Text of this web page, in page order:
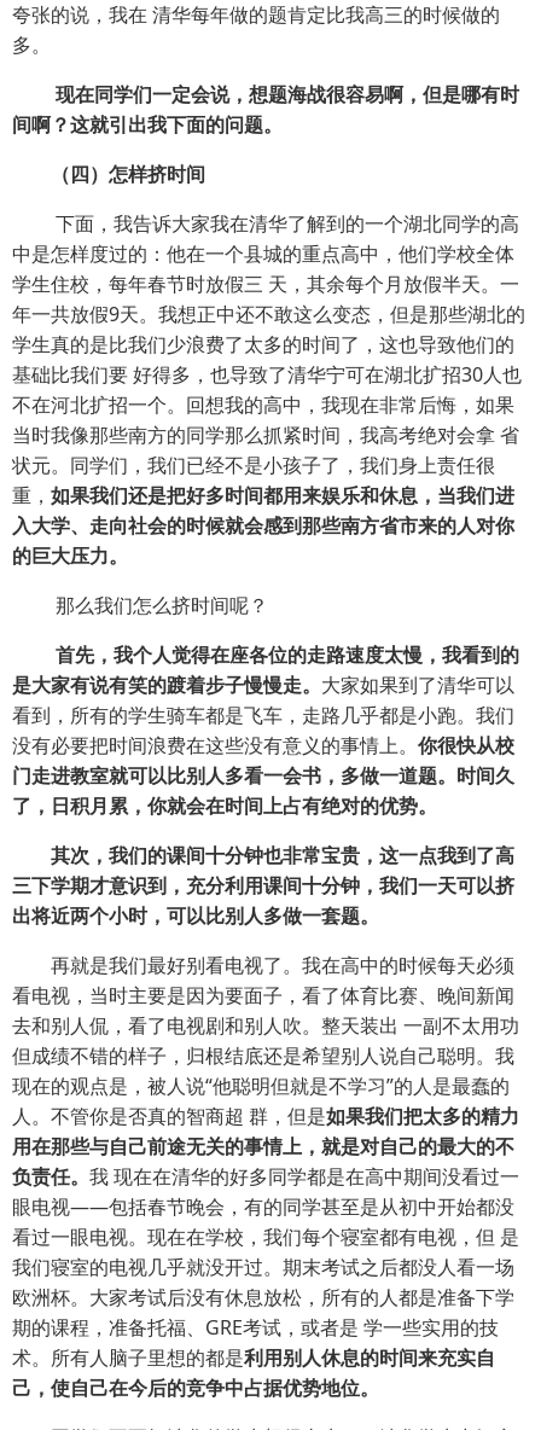
夸张的说，我在 清华每年做的题肯定比我高三的时候做的
多。
现在同学们一定会说，想题海战很容易啊，但是哪有时
间啊？这就引出我下面的问题。
（四）怎样挤时间
下面，我告诉大家我在清华了解到的一个湖北同学的高
中是怎样度过的：他在一个县城的重点高中，他们学校全体
学生住校，每年春节时放假三 天，其余每个月放假半天。一
年一共放假9天。我想正中还不敢这么变态，但是那些湖北的
学生真的是比我们少浪费了太多的时间了，这也导致他们的
基础比我们要 好得多，也导致了清华宁可在湖北扩招30人也
不在河北扩招一个。回想我的高中，我现在非常后悔，如果
当时我像那些南方的同学那么抓紧时间，我高考绝对会拿 省
状元。同学们，我们已经不是小孩子了，我们身上责任很
重， 如果我们还是把好多时间都用来娱乐和休息，当我们进
入大学、走向社会的时候就会感到那些南方省市来的人对你
的巨大压力。
那么我们怎么挤时间呢？
首先，我个人觉得在座各位的走路速度太慢，我看到的
是大家有说有笑的踱着步子慢慢走。 大家如果到了清华可以
看到，所有的学生骑车都是飞车，走路几乎都是小跑。我们
没有必要把时间浪费在这些没有意义的事情上。 你很快从校
门走进教室就可以比别人多看一会书，多做一道题。时间久
了，日积月累，你就会在时间上占有绝对的优势。
其次，我们的课间十分钟也非常宝贵，这一点我到了高
三下学期才意识到，充分利用课间十分钟，我们一天可以挤
出将近两个小时，可以比别人多做一套题。
再就是我们最好别看电视了。我在高中的时候每天必须
看电视，当时主要是因为要面子，看了体育比赛、晚间新闻
去和别人侃，看了电视剧和别人吹。整天装出 一副不太用功
但成绩不错的样子，归根结底还是希望别人说自己聪明。我
现在的观点是，被人说“他聪明但就是不学习”的人是最蠢的
人。不管你是否真的智商超 群，但是如果我们把太多的精力
用在那些与自己前途无关的事情上，就是对自己的最大的不
负责任。 我 现在在清华的好多同学都是在高中期间没看过一
眼电视——包括春节晚会，有的同学甚至是从初中开始都没
看过一眼电视。现在在学校，我们每个寝室都有电视，但 是
我们寝室的电视几乎就没开过。期末考试之后都没人看一场
欧洲杯。大家考试后没有休息放松，所有的人都是准备下学
期的课程，准备托福、GRE考试，或者是 学一些实用的技
术。所有人脑子里想的都是利用别人休息的时间来充实自
己，使自己在今后的竞争中占据优势地位。